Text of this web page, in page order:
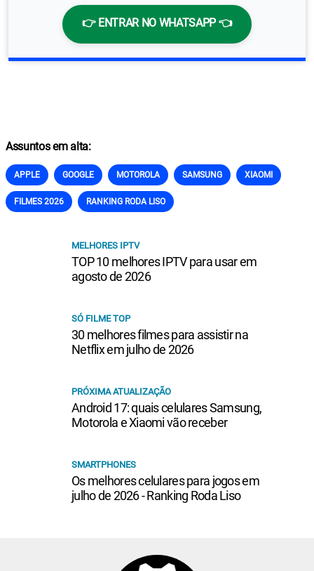
👉 ENTRAR NO WHATSAPP 👈
Assuntos em alta:
APPLE GOOGLE MOTOROLA SAMSUNG XIAOMI
FILMES 2026 RANKING RODA LISO
MELHORES IPTV
TOP 10 melhores IPTV para usar em
agosto de 2026
SÓ FILME TOP
30 melhores filmes para assistir na
Netflix em julho de 2026
PRÓXIMA ATUALIZAÇÃO
Android 17: quais celulares Samsung,
Motorola e Xiaomi vão receber
SMARTPHONES
Os melhores celulares para jogos em
julho de 2026 - Ranking Roda Liso